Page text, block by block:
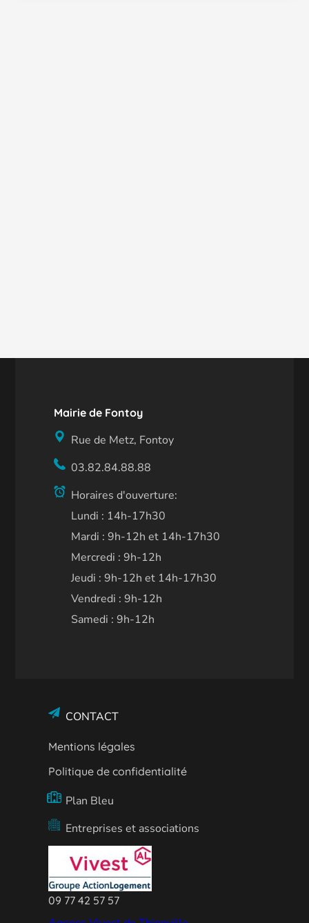
Mairie de Fontoy
Rue de Metz, Fontoy
03.82.84.88.88
Horaires d'ouverture:
Lundi : 14h-17h30
Mardi : 9h-12h et 14h-17h30
Mercredi : 9h-12h
Jeudi : 9h-12h et 14h-17h30
Vendredi : 9h-12h
Samedi : 9h-12h
CONTACT
Mentions légales
Politique de confidentialité
Plan Bleu
Entreprises et associations
09 77 42 57 57